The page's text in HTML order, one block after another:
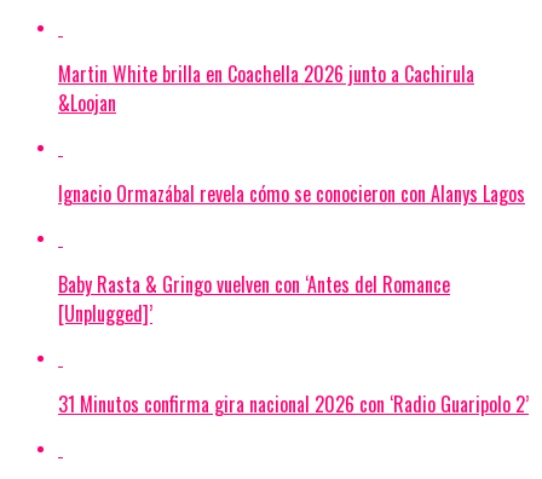
Martin White brilla en Coachella 2026 junto a Cachirula
&Loojan
Ignacio Ormazábal revela cómo se conocieron con Alanys Lagos
Baby Rasta & Gringo vuelven con ‘Antes del Romance
[Unplugged]’
31 Minutos confirma gira nacional 2026 con ‘Radio Guaripolo 2’